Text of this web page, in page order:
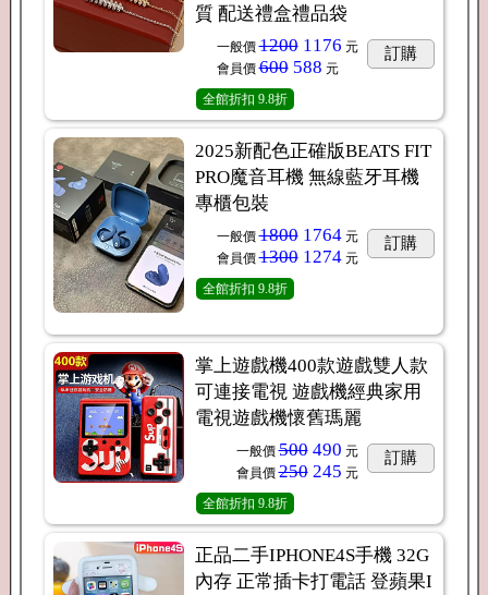
質 配送禮盒禮品袋
一般價 12001176 元
會員價 600588 元
訂購
全館折扣 9.8折
2025新配色正確版BEATS FIT
PRO魔音耳機 無線藍牙耳機
專櫃包裝
一般價 18001764元
會員價 13001274元
訂購
全館折扣 9.8折
掌上遊戲機400款遊戲雙人款
可連接電視 遊戲機經典家用
電視遊戲機懷舊瑪麗
一般價 500490 元
會員價 250245 元
訂購
全館折扣 9.8折
正品二手IPHONE4S手機 32G
內存 正常插卡打電話 登蘋果I